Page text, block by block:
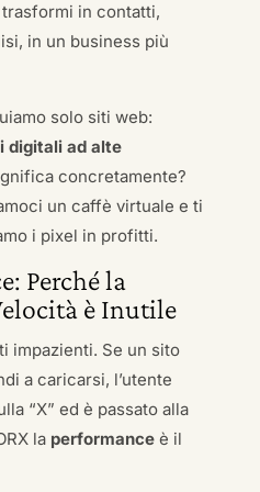
in contatti,
in un business più
solo siti web:
digitali ad alte
concretamente?
un caffè virtuale e ti
i pixel in profitti.
Perché la
è Inutile
impazienti. Se un sito
a caricarsi, l’utente
“X” ed è passato alla
la performanceè il